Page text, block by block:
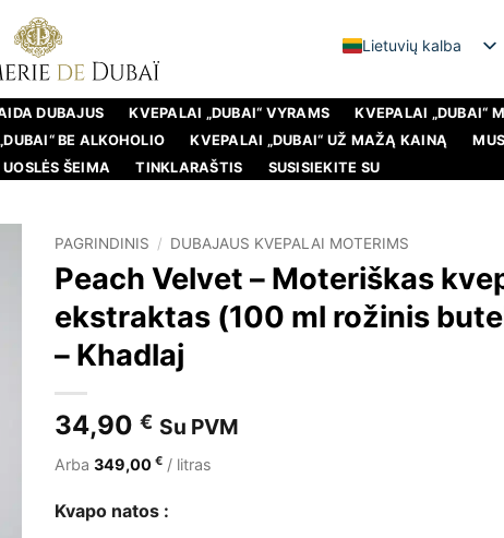
Lietuvių kalba
DUBAJUS KVEPALAI „DUBAI“ VYRAMS
KVEPALAI „DUBAI“
BE ALKOHOLIO KVEPALAI „DUBAI“ UŽ MAŽĄ KAINĄ
UOSLĖS ŠEIMA TINKLARAŠTIS SUSISIEKITE SU
PAGRINDINIS / DUBAJAUS KVEPALAI MOTERIMS
Peach Velvet – Moteriškas
ekstraktas (100 ml rožinis
– Khadlaj
34,90 € Su PVM
Arba 349,00 € / litras
Kvapo natos :